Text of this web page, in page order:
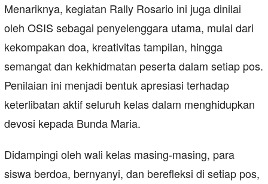
Menariknya, kegiatan Rally Rosario ini juga dinilai
oleh OSIS sebagai penyelenggara utama, mulai dari
kekompakan doa, kreativitas tampilan, hingga
semangat dan kekhidmatan peserta dalam setiap pos.
Penilaian ini menjadi bentuk apresiasi terhadap
keterlibatan aktif seluruh kelas dalam menghidupkan
devosi kepada Bunda Maria.
Didampingi oleh wali kelas masing-masing, para
siswa berdoa, bernyanyi, dan berefleksi di setiap pos,